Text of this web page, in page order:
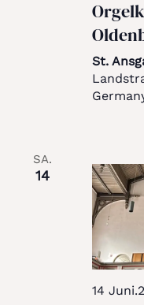
St.
SA.
14
14